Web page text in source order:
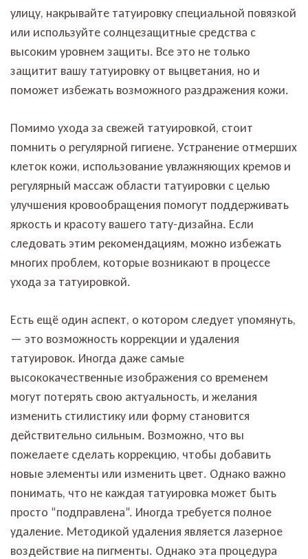
улицу, накрывайте татуировку специальной повязкой
или используйте солнцезащитные средства с
высоким уровнем защиты. Все это не только
защитит вашу татуировку от выцветания, но и
поможет избежать возможного раздражения кожи.
Помимо ухода за свежей татуировкой, стоит
помнить о регулярной гигиене. Устранение отмерших
клеток кожи, использование увлажняющих кремов и
регулярный массаж области татуировки с целью
улучшения кровообращения помогут поддерживать
яркость и красоту вашего тату-дизайна. Если
следовать этим рекомендациям, можно избежать
многих проблем, которые возникают в процессе
ухода за татуировкой.
Есть ещё один аспект, о котором следует упомянуть,
— это возможность коррекции и удаления
татуировок. Иногда даже самые
высококачественные изображения со временем
могут потерять свою актуальность, и желания
изменить стилистику или форму становится
действительно сильным. Возможно, что вы
пожелаете сделать коррекцию, чтобы добавить
новые элементы или изменить цвет. Однако важно
понимать, что не каждая татуировка может быть
просто “подправлена”. Иногда требуется полное
удаление. Методикой удаления является лазерное
воздействие на пигменты. Однако эта процедура